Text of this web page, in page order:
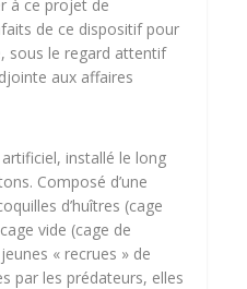
à ce projet de
de ce dispositif pour
sous le regard attentif
aux affaires
installé le long
Composé d’une
d’huîtres (cage
vide (cage de
« recrues » de
par les prédateurs, elles